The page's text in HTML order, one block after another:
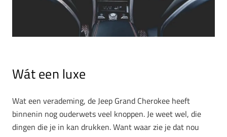
Wát een luxe
Wat een verademing, de Jeep Grand Cherokee heeft
binnenin nog ouderwets veel knoppen. Je weet wel, die
dingen die je in kan drukken. Want waar zie je dat nou